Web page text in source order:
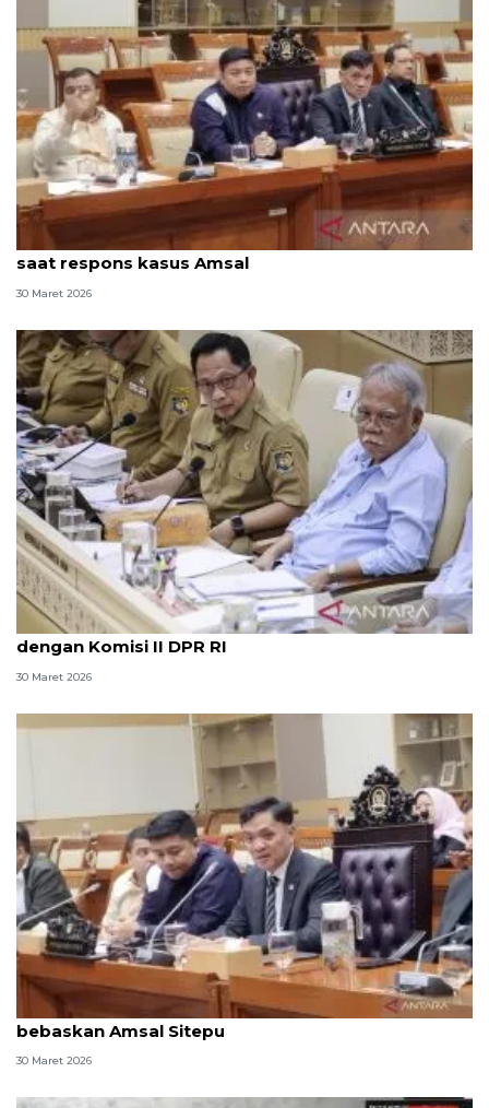
Anggota DPR sebut Prabowo sangat peduli ekraf
saat respons kasus Amsal
30 Maret 2026
Mendagri jelaskan alasan sempat absen rapat
dengan Komisi II DPR RI
30 Maret 2026
Komisi III DPR serukan hakim pertimbangkan
bebaskan Amsal Sitepu
30 Maret 2026